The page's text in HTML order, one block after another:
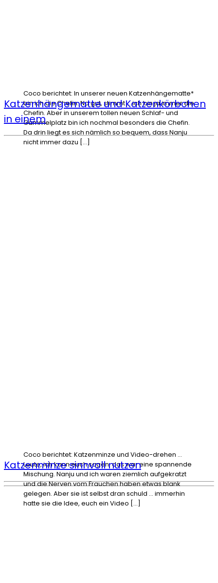
Coco berichtet: In unserer neuen Katzenhängematte*
bin ich die Chefin. Na gut, stimmt … ich bin ja immer die
Chefin. Aber in unserem tollen neuen Schlaf- und
Gammelplatz bin ich nochmal besonders die Chefin.
Da drin liegt es sich nämlich so bequem, dass Nanju
nicht immer dazu […]
Katzenhängematte und Katzenkörbchen
in einem
Coco berichtet: Katzenminze und Video-drehen …
Leute, ich kann euch sagen, das war eine spannende
Mischung. Nanju und ich waren ziemlich aufgekratzt
und die Nerven vom Frauchen haben etwas blank
gelegen. Aber sie ist selbst dran schuld … immerhin
hatte sie die Idee, euch ein Video […]
Katzenminze sinnvoll nutzen